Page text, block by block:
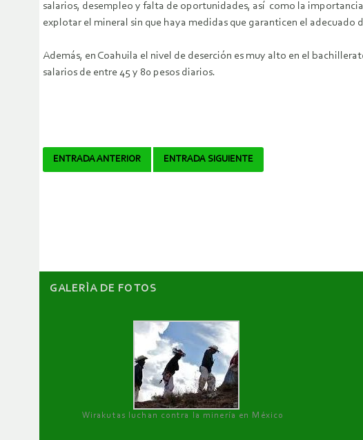
salarios, desempleo y falta de oportunidades, así como la
explotar el mineral sin que haya medidas que garanticen el adecuado
Además, en Coahuila el nivel de deserción es muy alto en el
salarios de entre 45 y 80 pesos diarios.
Navegador
ENTRADA ANTERIOR ENTRADA SIGUIENTE
GALERÌA DE FOTOS
Wirakutas luchan contra la minería en México